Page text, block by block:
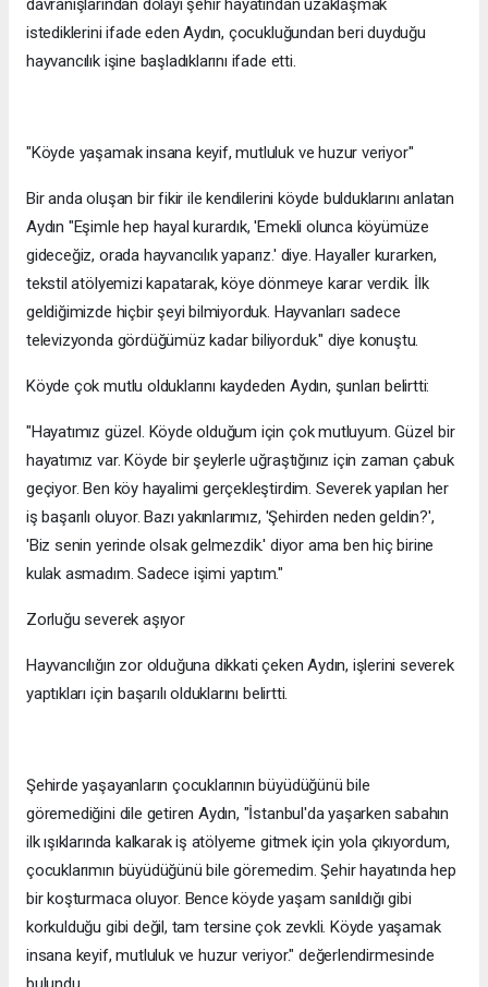
davranışlarından dolayı şehir hayatından uzaklaşmak
istediklerini ifade eden Aydın, çocukluğundan beri duyduğu
hayvancılık işine başladıklarını ifade etti.
"Köyde yaşamak insana keyif, mutluluk ve huzur veriyor"
Bir anda oluşan bir fikir ile kendilerini köyde bulduklarını anlatan
Aydın "Eşimle hep hayal kurardık, 'Emekli olunca köyümüze
gideceğiz, orada hayvancılık yaparız.' diye. Hayaller kurarken,
tekstil atölyemizi kapatarak, köye dönmeye karar verdik. İlk
geldiğimizde hiçbir şeyi bilmiyorduk. Hayvanları sadece
televizyonda gördüğümüz kadar biliyorduk." diye konuştu.
Köyde çok mutlu olduklarını kaydeden Aydın, şunları belirtti:
"Hayatımız güzel. Köyde olduğum için çok mutluyum. Güzel bir
hayatımız var. Köyde bir şeylerle uğraştığınız için zaman çabuk
geçiyor. Ben köy hayalimi gerçekleştirdim. Severek yapılan her
iş başarılı oluyor. Bazı yakınlarımız, 'Şehirden neden geldin?',
'Biz senin yerinde olsak gelmezdik.' diyor ama ben hiç birine
kulak asmadım. Sadece işimi yaptım."
Zorluğu severek aşıyor
Hayvancılığın zor olduğuna dikkati çeken Aydın, işlerini severek
yaptıkları için başarılı olduklarını belirtti.
Şehirde yaşayanların çocuklarının büyüdüğünü bile
göremediğini dile getiren Aydın, "İstanbul'da yaşarken sabahın
ilk ışıklarında kalkarak iş atölyeme gitmek için yola çıkıyordum,
çocuklarımın büyüdüğünü bile göremedim. Şehir hayatında hep
bir koşturmaca oluyor. Bence köyde yaşam sanıldığı gibi
korkulduğu gibi değil, tam tersine çok zevkli. Köyde yaşamak
insana keyif, mutluluk ve huzur veriyor." değerlendirmesinde